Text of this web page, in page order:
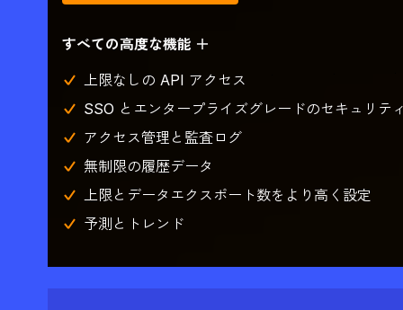
すべての高度な機能 ＋
上限なしの API アクセス
SSO とエンタープライズグレードのセキュリテ
アクセス管理と監査ログ
無制限の履歴データ
上限とデータエクスポート数をより高く設定
予測とトレンド